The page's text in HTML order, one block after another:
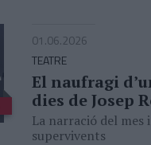
01.06.2026
TEATRE
El naufragi
dies de Josep
La narració del
supervivents